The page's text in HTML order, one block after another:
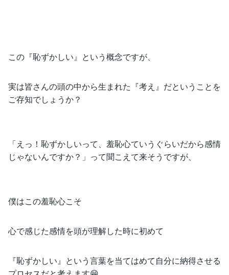
この『恥ずかしい』という概念ですが、
実は皆さんの頭の中から生まれた『考え』だということを
ご存知でしょうか？
「えっ！恥ずかしいって、羞恥心ていうぐらいだから感情
じゃないんですか？」って聞こえて来そうですが、
僕はこの羞恥心こそ
心で感じた感情を頭が理解した時に初めて
『恥ずかしい』という言葉を当てはめて自分に納得させる